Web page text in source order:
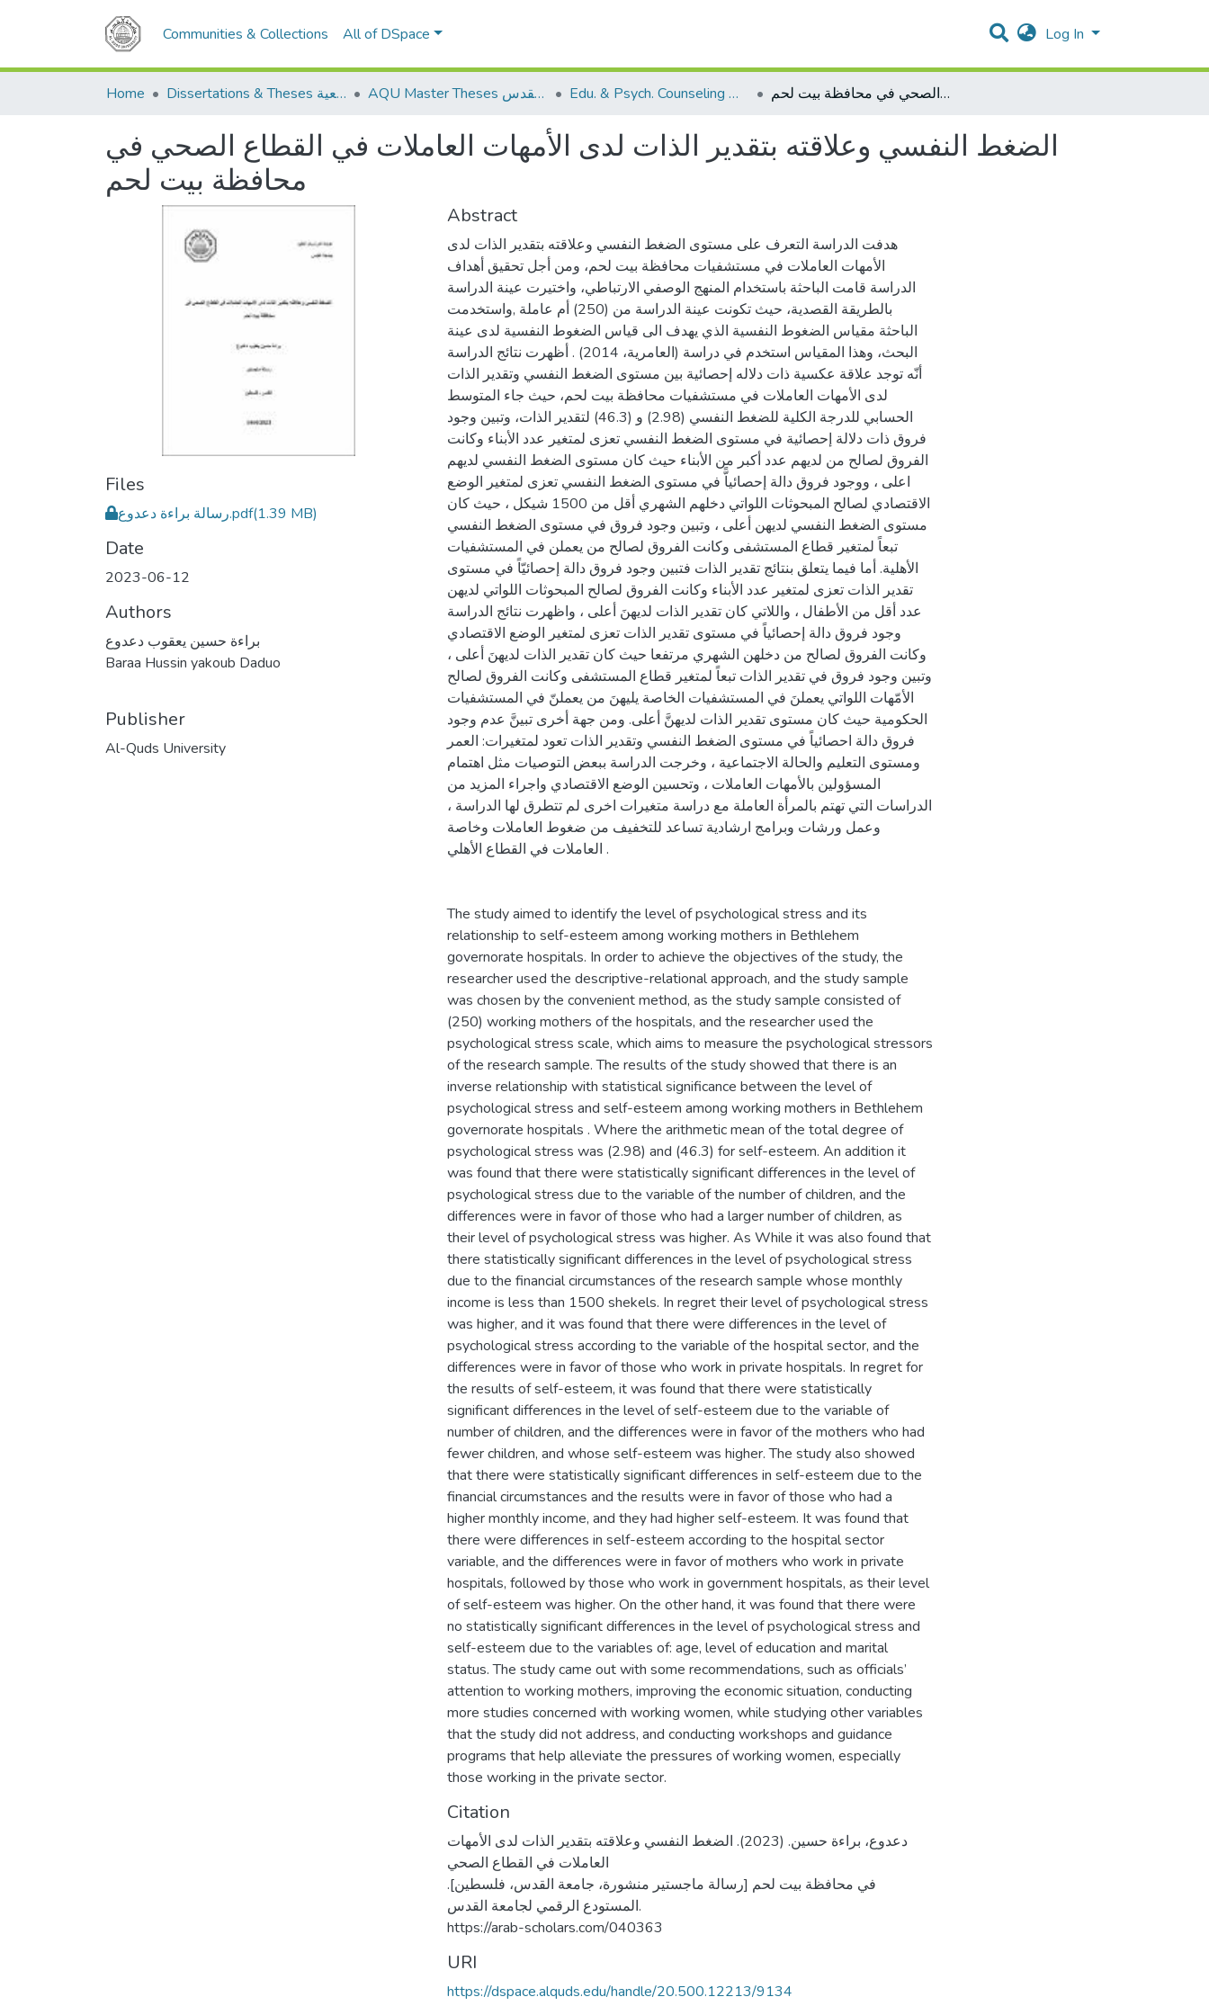
Communities & Collections All of DSpace Log In
Home Dissertations & Theses الرسائل الجامعية AQU Master Theses الرسائل الجامعية الخاصة بجامعة القدس Edu. & Psych. Counseling الإرشاد النفسي والتربوي الضغط النفسي وعلاقته بتقدير الذات لدى الأمهات العاملات في القطاع الصحي في محافظة بيت لحم
الضغط النفسي وعلاقته بتقدير الذات لدى الأمهات العاملات في القطاع الصحي في
محافظة بيت لحم
Files
رسالة براءة دعدوع.pdf(1.39 MB)
Date
2023-06-12
Authors
براءة حسين يعقوب دعدوع
Baraa Hussin yakoub Daduo
Publisher
Al-Quds University
Abstract
هدفت الدراسة التعرف على مستوى الضغط النفسي وعلاقته بتقدير الذات لدى
الأمهات العاملات في مستشفيات محافظة بيت لحم، ومن أجل تحقيق أهداف
الدراسة قامت الباحثة باستخدام المنهج الوصفي الارتباطي، واختيرت عينة الدراسة
بالطريقة القصدية، حيث تكونت عينة الدراسة من (250) أم عاملة ,واستخدمت
الباحثة مقياس الضغوط النفسية الذي يهدف الى قياس الضغوط النفسية لدى عينة
البحث، وهذا المقياس استخدم في دراسة (العامرية، 2014) . أظهرت نتائج الدراسة
أنّه توجد علاقة عكسية ذات دلاله إحصائية بين مستوى الضغط النفسي وتقدير الذات
لدى الأمهات العاملات في مستشفيات محافظة بيت لحم، حيث جاء المتوسط
الحسابي للدرجة الكلية للضغط النفسي (2.98) و (46.3) لتقدير الذات، وتبين وجود
فروق ذات دلالة إحصائية في مستوى الضغط النفسي تعزى لمتغير عدد الأبناء وكانت
الفروق لصالح من لديهم عدد أكبر من الأبناء حيث كان مستوى الضغط النفسي لديهم
اعلى ، ووجود فروق دالة إحصائياًّ في مستوى الضغط النفسي تعزى لمتغير الوضع
الاقتصادي لصالح المبحوثات اللواتي دخلهم الشهري أقل من 1500 شيكل ، حيث كان
مستوى الضغط النفسي لديهن أعلى ، وتبين وجود فروق في مستوى الضغط النفسي
تبعاً لمتغير قطاع المستشفى وكانت الفروق لصالح من يعملن في المستشفيات
الأهلية. أما فيما يتعلق بنتائج تقدير الذات فتبين وجود فروق دالة إحصائيّاً في مستوى
تقدير الذات تعزى لمتغير عدد الأبناء وكانت الفروق لصالح المبحوثات اللواتي لديهن
عدد أقل من الأطفال ، واللاتي كان تقدير الذات لديهنَ أعلى ، واظهرت نتائج الدراسة
وجود فروق دالة إحصائياً في مستوى تقدير الذات تعزى لمتغير الوضع الاقتصادي
وكانت الفروق لصالح من دخلهن الشهري مرتفعا حيث كان تقدير الذات لديهنَ أعلى ،
وتبين وجود فروق في تقدير الذات تبعاً لمتغير قطاع المستشفى وكانت الفروق لصالح
الأمّهات اللواتي يعملنَ في المستشفيات الخاصة يليهنَ من يعملنّ في المستشفيات
الحكومية حيث كان مستوى تقدير الذات لديهنَّ أعلى. ومن جهة أخرى تبينَّ عدم وجود
فروق دالة احصائياً في مستوى الضغط النفسي وتقدير الذات تعود لمتغيرات: العمر
ومستوى التعليم والحالة الاجتماعية ، وخرجت الدراسة ببعض التوصيات مثل اهتمام
المسؤولين بالأمهات العاملات ، وتحسين الوضع الاقتصادي واجراء المزيد من
الدراسات التي تهتم بالمرأة العاملة مع دراسة متغيرات اخرى لم تتطرق لها الدراسة ،
وعمل ورشات وبرامج ارشادية تساعد للتخفيف من ضغوط العاملات وخاصة
العاملات في القطاع الأهلي .
The study aimed to identify the level of psychological stress and its
relationship to self-esteem among working mothers in Bethlehem
governorate hospitals. In order to achieve the objectives of the study, the
researcher used the descriptive-relational approach, and the study sample
was chosen by the convenient method, as the study sample consisted of
(250) working mothers of the hospitals, and the researcher used the
psychological stress scale, which aims to measure the psychological stressors
of the research sample. The results of the study showed that there is an
inverse relationship with statistical significance between the level of
psychological stress and self-esteem among working mothers in Bethlehem
governorate hospitals . Where the arithmetic mean of the total degree of
psychological stress was (2.98) and (46.3) for self-esteem. An addition it
was found that there were statistically significant differences in the level of
psychological stress due to the variable of the number of children, and the
differences were in favor of those who had a larger number of children, as
their level of psychological stress was higher. As While it was also found that
there statistically significant differences in the level of psychological stress
due to the financial circumstances of the research sample whose monthly
income is less than 1500 shekels. In regret their level of psychological stress
was higher, and it was found that there were differences in the level of
psychological stress according to the variable of the hospital sector, and the
differences were in favor of those who work in private hospitals. In regret for
the results of self-esteem, it was found that there were statistically
significant differences in the level of self-esteem due to the variable of
number of children, and the differences were in favor of the mothers who had
fewer children, and whose self-esteem was higher. The study also showed
that there were statistically significant differences in self-esteem due to the
financial circumstances and the results were in favor of those who had a
higher monthly income, and they had higher self-esteem. It was found that
there were differences in self-esteem according to the hospital sector
variable, and the differences were in favor of mothers who work in private
hospitals, followed by those who work in government hospitals, as their level
of self-esteem was higher. On the other hand, it was found that there were
no statistically significant differences in the level of psychological stress and
self-esteem due to the variables of: age, level of education and marital
status. The study came out with some recommendations, such as officials’
attention to working mothers, improving the economic situation, conducting
more studies concerned with working women, while studying other variables
that the study did not address, and conducting workshops and guidance
programs that help alleviate the pressures of working women, especially
those working in the private sector.
Citation
دعدوع، براءة حسين. (2023). الضغط النفسي وعلاقته بتقدير الذات لدى الأمهات
العاملات في القطاع الصحي
في محافظة بيت لحم [رسالة ماجستير منشورة، جامعة القدس، فلسطين].
المستودع الرقمي لجامعة القدس.
https://arab-scholars.com/040363
URI
https://dspace.alquds.edu/handle/20.500.12213/9134